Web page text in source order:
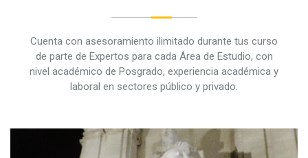
Cuenta con asesoramiento ilimitado durante tus curso
de parte de Expertos para cada Área de Estudio, con
nivel académico de Posgrado, experiencia académica y
laboral en sectores público y privado.